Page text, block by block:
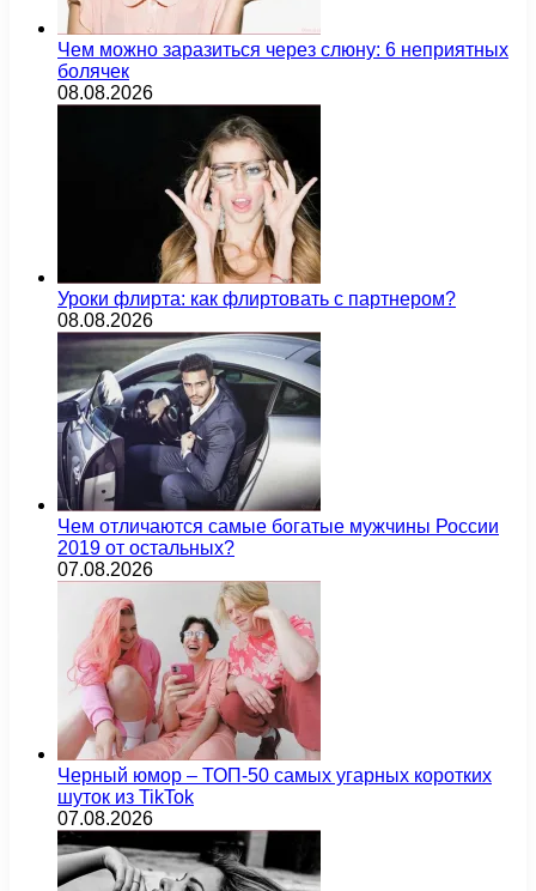
Чем можно заразиться через слюну: 6 неприятных
болячек
08.08.2026
Уроки флирта: как флиртовать с партнером?
08.08.2026
Чем отличаются самые богатые мужчины России
2019 от остальных?
07.08.2026
Черный юмор – ТОП-50 самых угарных коротких
шуток из TikTok
07.08.2026